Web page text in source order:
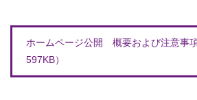
ホームページ公開 概要および注意事
597KB）